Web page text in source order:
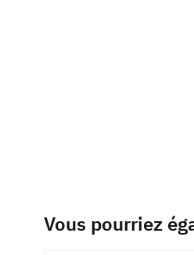
Vous pourriez